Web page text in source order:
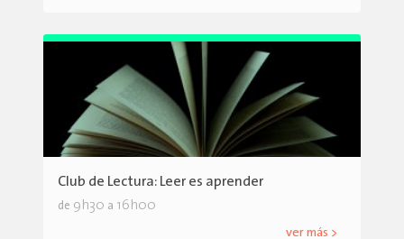
Club de Lectura: Leer es aprender
de 9h30 a 16h00
ver más >